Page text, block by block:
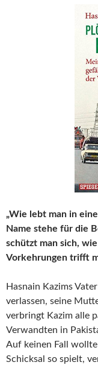
„Wie lebt man in
Name stehe für die
schützt man sich,
Vorkehrungen trifft
Hasnain Kazims
verlassen, seine
verbringt Kazim alle
Verwandten in
Auf keinen Fall
Schicksal so spielt,